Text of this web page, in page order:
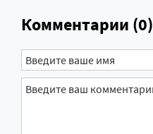
Комментарии (0)